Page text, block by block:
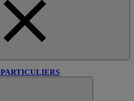
PARTICULIERS